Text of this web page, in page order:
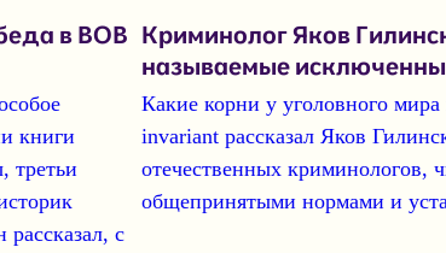
в ВОВ
книги
третьи
рассказал, с
Криминолог Яков
называемые
Какие корни у уголовного
invariant рассказал Яков
отечественных криминологов,
общепринятыми нормами и